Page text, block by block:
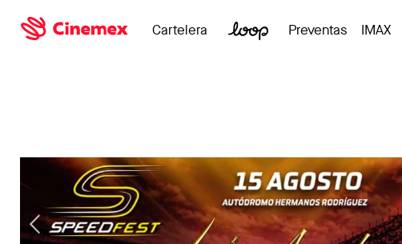
Cartelera Preventas IMAX